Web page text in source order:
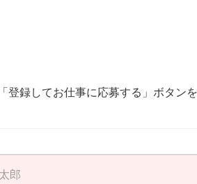
登録してお仕事に応募する」ボタン